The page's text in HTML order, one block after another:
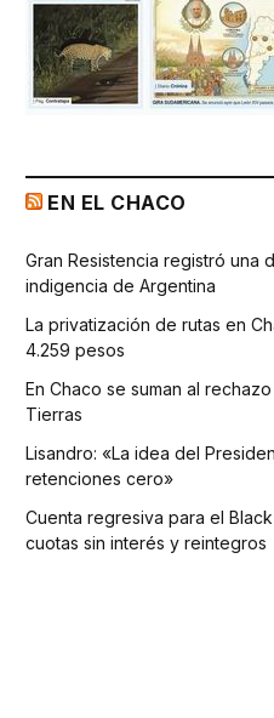
EN EL CHACO
Gran Resistencia registró una
indigencia de Argentina
La privatización de rutas en
4.259 pesos
En Chaco se suman al
Tierras
Lisandro: «La idea del
retenciones cero»
Cuenta regresiva para el
cuotas sin interés y reintegros